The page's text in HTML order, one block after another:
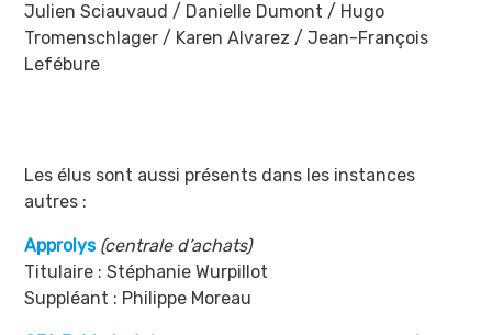
Julien Sciauvaud / Danielle Dumont / Hugo
Tromenschlager / Karen Alvarez / Jean-François
Lefébure
Les élus sont aussi présents dans les instances
autres :
Approlys (centrale d’achats)
Titulaire : Stéphanie Wurpillot
Suppléant : Philippe Moreau